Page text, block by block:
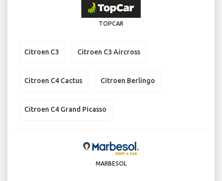
TOPCAR
Citroen C3 Citroen C3 Aircross
Citroen C4 Cactus Citroen Berlingo
Citroen C4 Grand Picasso
MARBESOL